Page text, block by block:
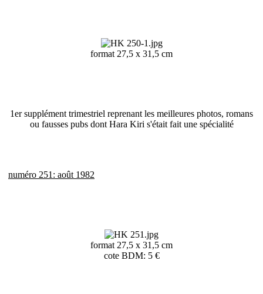
format 27,5 x 31,5 cm
1er supplément trimestriel reprenant les meilleures photos, romans
ou fausses pubs dont Hara Kiri s'était fait une spécialité
numéro 251: août 1982
format 27,5 x 31,5 cm
cote BDM: 5 €